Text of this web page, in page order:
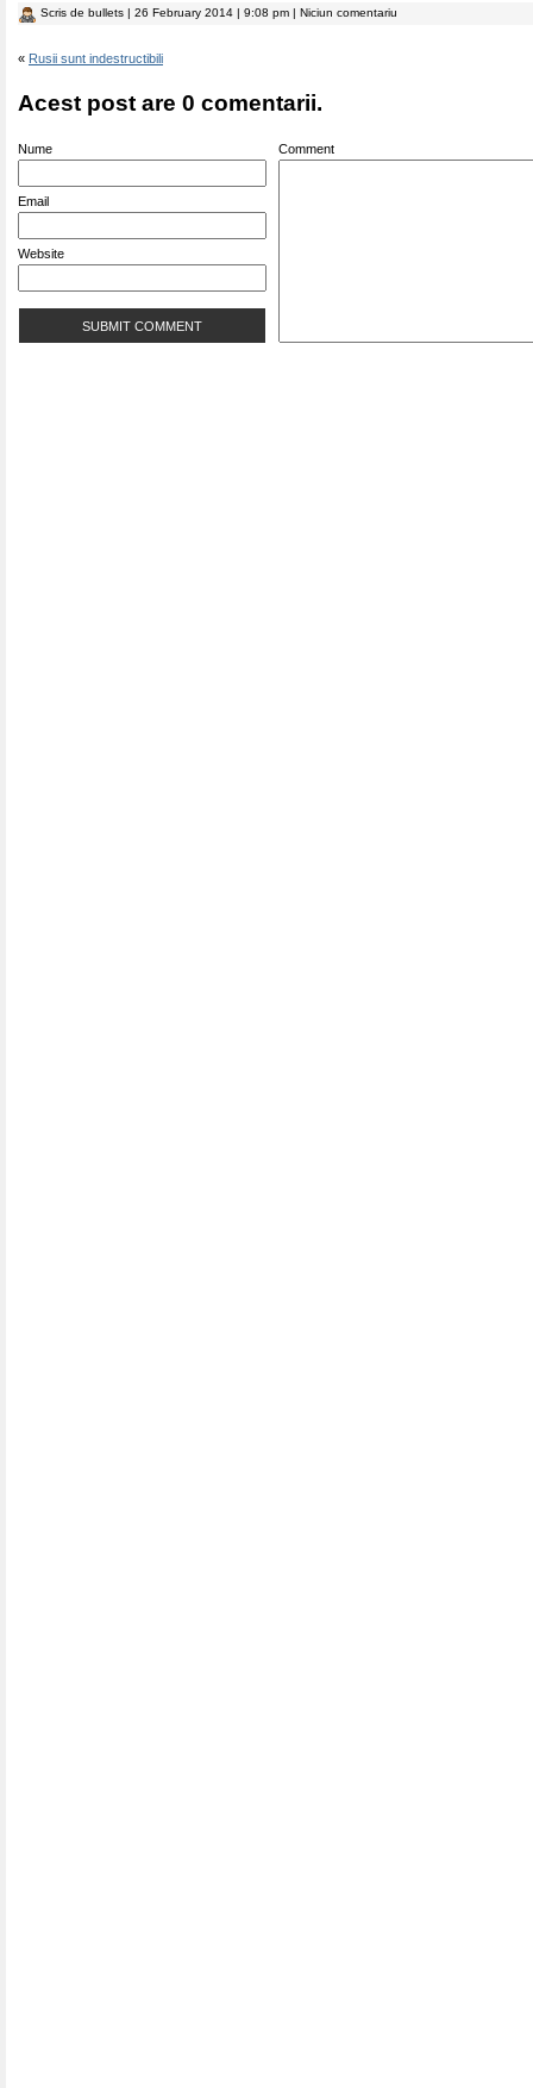
Scris de bullets | 26 February 2014 | 9:08 pm | Niciun comentariu
« Rusii sunt indestructibili
Acest post are 0 comentarii.
Nume
Email
Website
Comment